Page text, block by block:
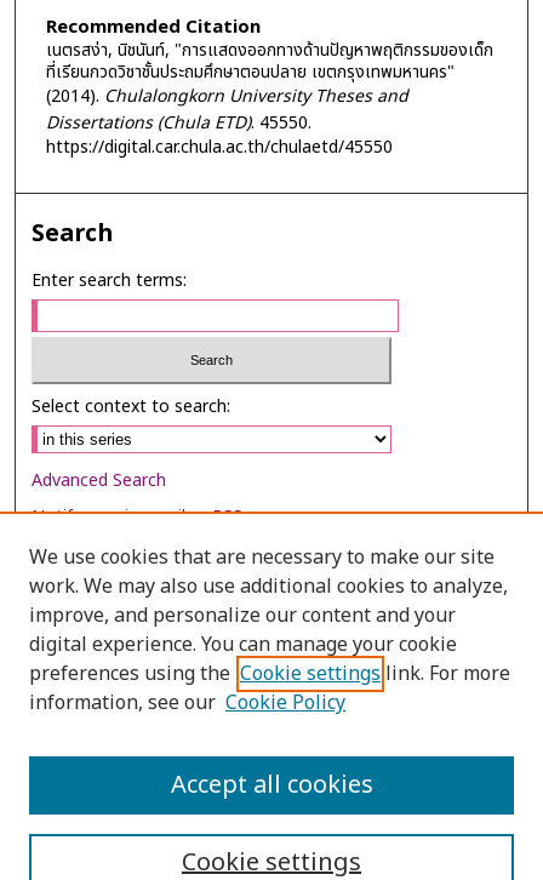
Recommended Citation
เนตรสง่า, นิชนันท์, "การแสดงออกทางด้านปัญหาพฤติกรรมของเด็ก
ที่เรียนกวดวิชาชั้นประถมศึกษาตอนปลาย เขตกรุงเทพมหานคร"
(2014). Chulalongkorn University Theses and
Dissertations (Chula ETD). 45550.
https://digital.car.chula.ac.th/chulaetd/45550
Search
Enter search terms:
Select context to search:
Advanced Search
Notify me via email orRSS
Browse
Collections
Disciplines
Authors
We use cookies that are necessary to make our site
work. We may also use additional cookies to analyze,
improve, and personalize our content and your
digital experience. You can manage your cookie
preferences using the Cookie settings link. For more
information, see our Cookie Policy
Cookie settings
Accept all cookies